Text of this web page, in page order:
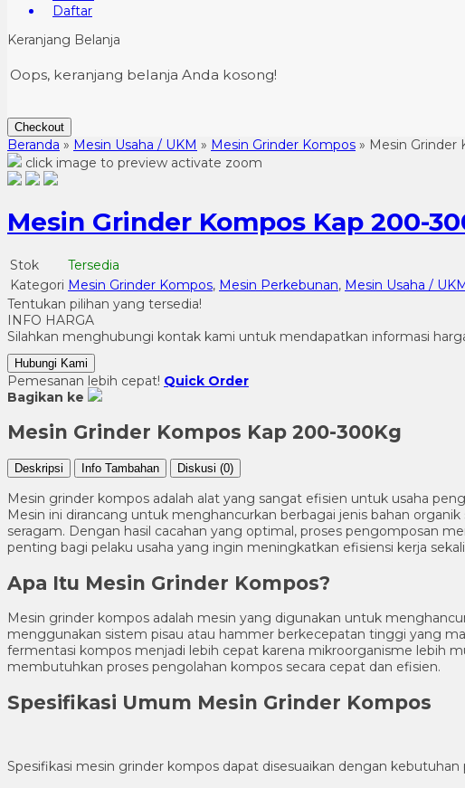
Daftar
Keranjang Belanja
Oops, keranjang belanja Anda kosong!
Checkout
Beranda » Mesin Usaha / UKM » Mesin Grinder Kompos » Mesin Grinder
click image to preview activate zoom
Mesin Grinder Kompos Kap 200-
Stok
Tersedia
Kategori Mesin Grinder Kompos, Mesin Perkebunan, Mesin Usaha /
Tentukan pilihan yang tersedia!
INFO HARGA
Silahkan menghubungi kontak kami untuk mendapatkan informasi
Hubungi Kami
Pemesanan lebih cepat! Quick Order
Bagikan ke
Mesin Grinder Kompos Kap 200-300Kg
Deskripsi Info Tambahan Diskusi (0)
Mesin grinder kompos adalah alat yang sangat efisien untuk usaha
Mesin ini dirancang untuk menghancurkan berbagai jenis bahan
seragam. Dengan hasil cacahan yang optimal, proses pengomposan
penting bagi pelaku usaha yang ingin meningkatkan efisiensi kerja
Apa Itu Mesin Grinder Kompos?
Mesin grinder kompos adalah mesin yang digunakan untuk
menggunakan sistem pisau atau hammer berkecepatan tinggi yang
fermentasi kompos menjadi lebih cepat karena mikroorganisme lebih
membutuhkan proses pengolahan kompos secara cepat dan efisien.
Spesifikasi Umum Mesin Grinder Kompos
Spesifikasi mesin grinder kompos dapat disesuaikan dengan